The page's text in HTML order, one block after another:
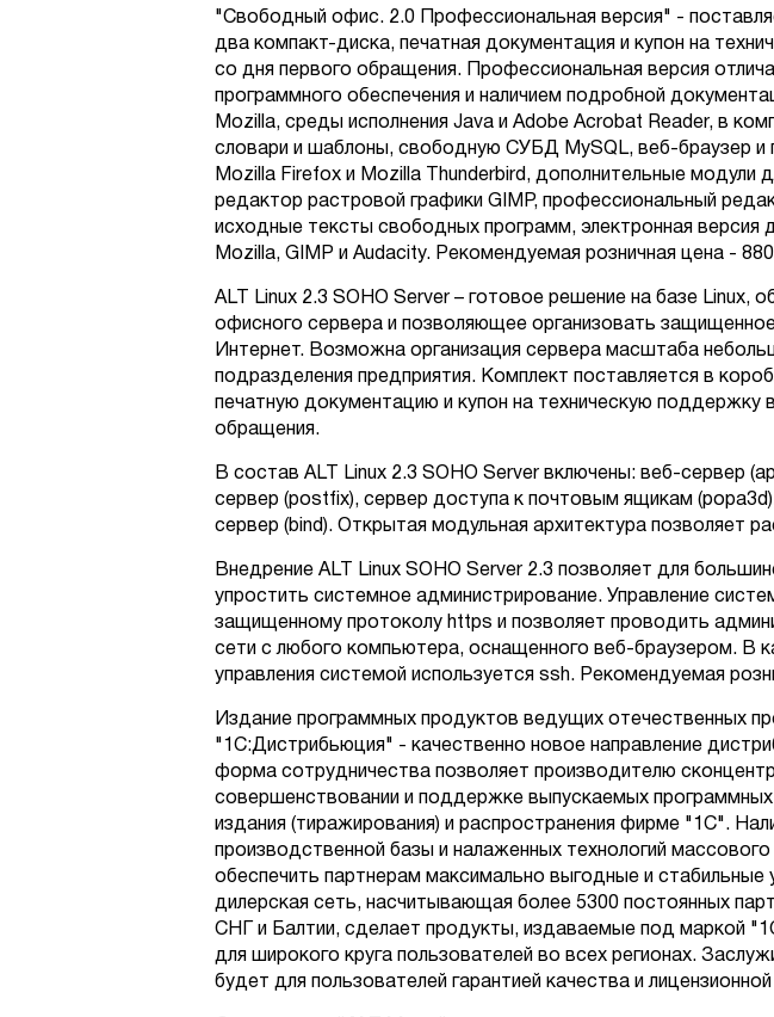
"Свободный офис. 2.0 Профессиональная версия" -
два компакт-диска, печатная документация и купон на
со дня первого обращения. Профессиональная версия
программного обеспечения и наличием подробной
Mozilla, среды исполнения Java и Adobe Acrobat Reader, в
словари и шаблоны, свободную СУБД MySQL, веб-браузер и
Mozilla Firefox и Mozilla Thunderbird, дополнительные
редактор растровой графики GIMP, профессиональный
исходные тексты свободных программ, электронная версия
Mozilla, GIMP и Audacity. Рекомендуемая розничная цена -
ALT Linux 2.3 SOHO Server – готовое решение на базе Linux,
офисного сервера и позволяющее организовать
Интернет. Возможна организация сервера масштаба
подразделения предприятия. Комплект поставляется в
печатную документацию и купон на техническую поддержку
обращения.
В состав ALT Linux 2.3 SOHO Server включены: веб-сервер
сервер (postfix), сервер доступа к почтовым ящикам
сервер (bind). Открытая модульная архитектура позволяет
Внедрение ALT Linux SOHO Server 2.3 позволяет для
упростить системное администрирование. Управление
защищенному протоколу https и позволяет проводить
сети с любого компьютера, оснащенного веб-браузером. В
управления системой используется ssh. Рекомендуемая
Издание программных продуктов ведущих отечественных
"1С:Дистрибьюция" - качественно новое направление
форма сотрудничества позволяет производителю
совершенствовании и поддержке выпускаемых
издания (тиражирования) и распространения фирме "1С".
производственной базы и налаженных технологий
обеспечить партнерам максимально выгодные и стабильные
дилерская сеть, насчитывающая более 5300 постоянных
СНГ и Балтии, сделает продукты, издаваемые под маркой
для широкого круга пользователей во всех регионах.
будет для пользователей гарантией качества и